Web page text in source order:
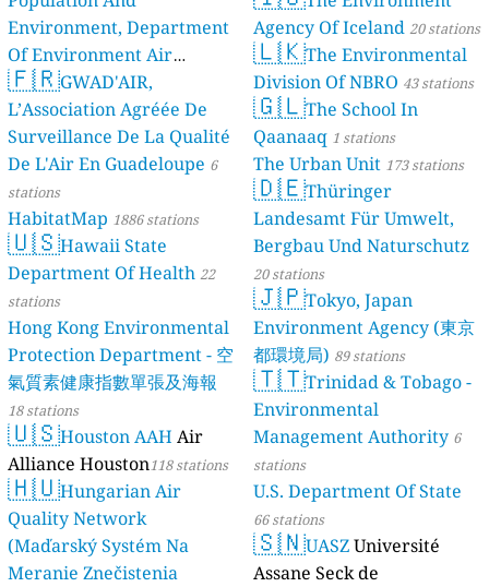
Environment, Department
Of Environment Air
Quality Monitoring
stations
🇫🇷GWAD'AIR,
L’Association Agréée De
Surveillance De La Qualité
De L'Air En Guadeloupe 6
stations
HabitatMap 1886 stations
🇺🇸Hawaii State
Department Of Health 22
stations
Hong Kong Environmental
Protection Department - 空
氣質素健康指數單張及海報
18 stations
🇺🇸Houston AAH Air
Alliance Houston118 stations
🇭🇺Hungarian Air
Quality Network
(Maďarský Systém Na
Meranie Znečistenia
Agency Of Iceland 20 stations
🇱🇰The Environmental
Division Of NBRO 43 stations
🇬🇱The School In
Qaanaaq 1 stations
The Urban Unit 173 stations
🇩🇪Thüringer
Landesamt Für Umwelt,
Bergbau Und Naturschutz
20 stations
🇯🇵Tokyo, Japan
Environment Agency (東京
都環境局) 89 stations
🇹🇹Trinidad & Tobago -
Environmental
Management Authority 6
stations
U.S. Department Of State
66 stations
🇸🇳UASZUniversité
Assane Seck de